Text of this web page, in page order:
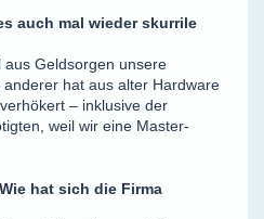
auch mal wieder skurrile
aus Geldsorgen unsere
hat aus alter Hardware
– inklusive der
weil wir eine Master-
hat sich die Firma